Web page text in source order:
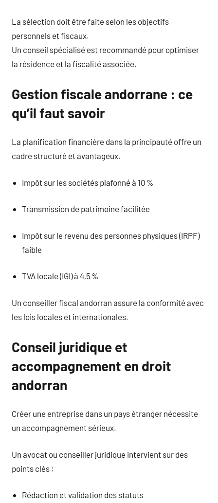
La sélection doit être faite selon les objectifs
personnels et fiscaux.
Un conseil spécialisé est recommandé pour optimiser
la résidence et la fiscalité associée.
Gestion fiscale andorrane : ce
qu’il faut savoir
La planification financière dans la principauté offre un
cadre structuré et avantageux.
Impôt sur les sociétés plafonné à 10 %
Transmission de patrimoine facilitée
Impôt sur le revenu des personnes physiques (IRPF)
faible
TVA locale (IGI) à 4,5 %
Un conseiller fiscal andorran assure la conformité avec
les lois locales et internationales.
Conseil juridique et
accompagnement en droit
andorran
Créer une entreprise dans un pays étranger nécessite
un accompagnement sérieux.
Un avocat ou conseiller juridique intervient sur des
points clés :
Rédaction et validation des statuts